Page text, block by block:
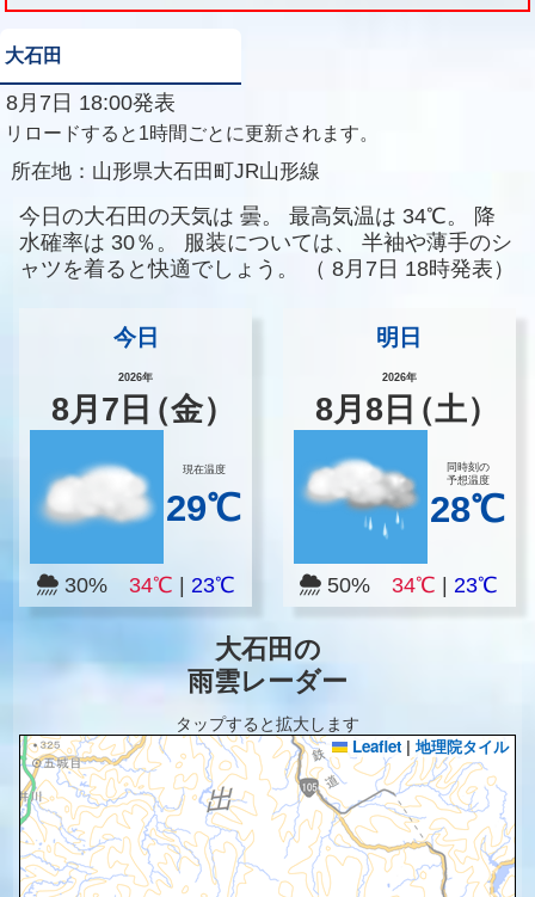
大石田
8月7日 18:00発表
リロードすると1時間ごとに更新されます。
所在地： 山形県大石田町JR山形線
今日の大石田の天気は 曇。 最高気温は 34℃。
降
水確率は 30％。 服装については、
半袖や薄手のシ
ャツを着ると快適でしょう。
（ 8月7日 18時発表）
今日
2026年
8月 7 日（金）
現在温度
29℃
30% 34℃ 23℃
明日
2026年
8月8 日（土）
同時刻の
予想温度
28℃
50% 34℃ |23℃
大石田の
雨雲レーダー
タップすると拡大します
Leaflet | 地理院タイル